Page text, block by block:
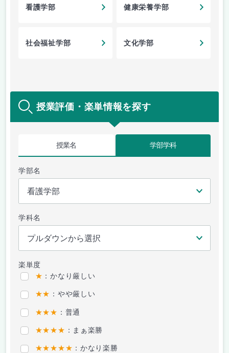
看護学部 健康栄養学部
社会福祉学部 文化学部
授業評価・楽単情報を探す
授業名 学部学科
学部名
学科名
楽単度
★ ：かなり厳しい
★★ ：やや厳しい
★★★ ：普通
★★★★ ：まぁ楽勝
★★★★★ ：かなり楽勝